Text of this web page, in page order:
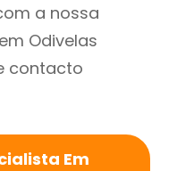
a nossa
Odivelas
contacto
Em